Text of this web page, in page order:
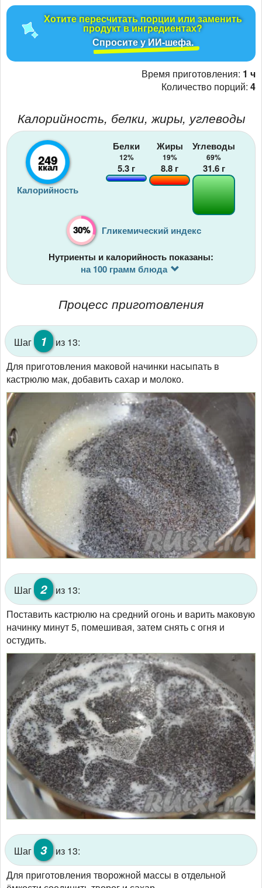
Хотите пересчитать порции или заменить
продукт в ингредиентах?
Спросите у ИИ-шефа.
Время приготовления: 1 ч
Количество порций: 4
Калорийность, белки, жиры, углеводы
249
ккал
Калорийность
Белки
12%
5.3 г
Жиры
19%
8.8 г
Углеводы
69%
31.6г
30% Гликемический индекс
Нутриенты и калорийность показаны:
на 100 грамм блюда
Процесс приготовления
Шаг 1
из 13:
Для приготовления маковой начинки насыпать в
кастрюлю мак, добавить сахар и молоко.
Шаг 2
из 13:
Поставить кастрюлю на средний огонь и варить маковую
начинку минут 5, помешивая, затем снять с огня и
остудить.
Шаг 3
из 13:
Для приготовления творожной массы в отдельной